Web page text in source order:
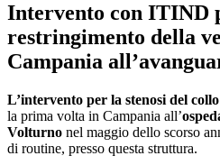
Intervento con ITIND
restringimento della
Campania
L’intervento per la stenosi del
la prima volta in Campania all’
Volturno nel maggio dello scorso
di routine, presso questa struttura.